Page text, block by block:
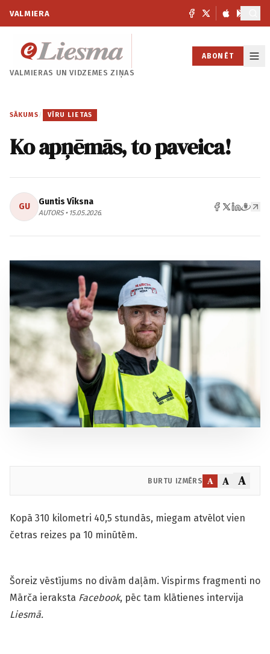
VALMIERA
VALMIERAS UNVIDZEMES ZIŅAS
ABONĒT
SĀKUMS / VĪRU LIETAS
Ko apņēmās, to paveica!
GU Guntis Vīksna
AUTORS • 15.05.2026.
BURTU IZMĒRS A A A
Kopā 310 kilometri 40,5 stundās, miegam atvēlot vien
četras reizes pa 10 minūtēm.
Šoreiz vēstījums no divām daļām. Vispirms fragmenti no
Mārča ieraksta Facebook, pēc tam klātienes intervija
Liesmā.